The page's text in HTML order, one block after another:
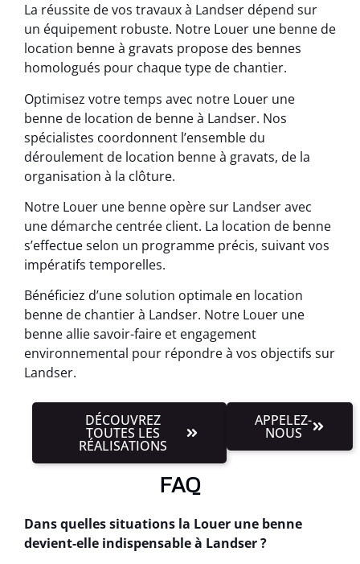
La réussite de vos travaux à Landser dépend sur
un équipement robuste. Notre Louer une benne de
location benne à gravats propose des bennes
homologués pour chaque type de chantier.
Optimisez votre temps avec notre Louer une
benne de location de benne à Landser. Nos
spécialistes coordonnent l’ensemble du
déroulement de location benne à gravats, de la
organisation à la clôture.
Notre Louer une benne opère sur Landser avec
une démarche centrée client. La location de benne
s’effectue selon un programme précis, suivant vos
impératifs temporelles.
Bénéficiez d’une solution optimale en location
benne de chantier à Landser. Notre Louer une
benne allie savoir-faire et engagement
environnemental pour répondre à vos objectifs sur
Landser.
DÉCOUVREZ
TOUTES LES
RÉALISATIONS
APPELEZ-
NOUS
FAQ
Dans quelles situations la Louer une benne
devient-elle indispensable à Landser ?